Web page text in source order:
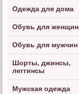
Одежда для дома
Обувь для женщин
Обувь для мужчин
Шорты, джинсы,
леггинсы
Мужская одежда